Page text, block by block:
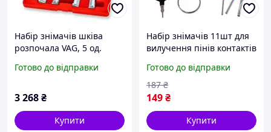
Набір знімачів шківа
розпочала VAG, 5 од.
5/6-лучових шківів)
Готово до відправки
3 268₴
Купити
Набір знімачів 11шт для
вилучення пінів контактів
Готово до відправки
149₴
187 ₴
Купити